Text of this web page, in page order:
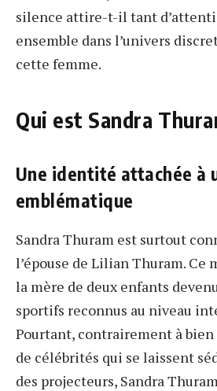
silence attire-t-il tant
ensemble dans l’univers
cette femme.
Qui est Sandra
Une identité attachée à
emblématique
Sandra Thuram est surtout
l’épouse de Lilian Thuram. Ce
la mère de deux enfants
sportifs reconnus au niveau
Pourtant, contrairement à bien
de célébrités qui se laissent
des projecteurs, Sandra